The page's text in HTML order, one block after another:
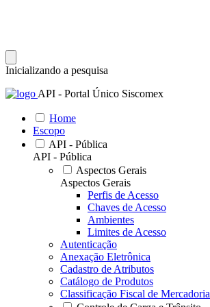
Inicializando a pesquisa
API - Portal Único Siscomex
Home
Escopo
API - Pública
API - Pública
Aspectos Gerais
Aspectos Gerais
Perfis de Acesso
Chaves de Acesso
Ambientes
Limites de Acesso
Autenticação
Anexação Eletrônica
Cadastro de Atributos
Catálogo de Produtos
Classificação Fiscal de Mercadoria